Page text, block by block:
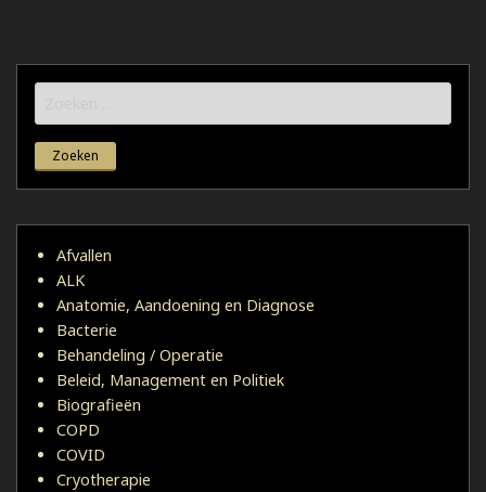
naar:
Afvallen
ALK
Anatomie, Aandoening en Diagnose
Bacterie
Behandeling / Operatie
Beleid, Management en Politiek
Biografieën
COPD
COVID
Cryotherapie